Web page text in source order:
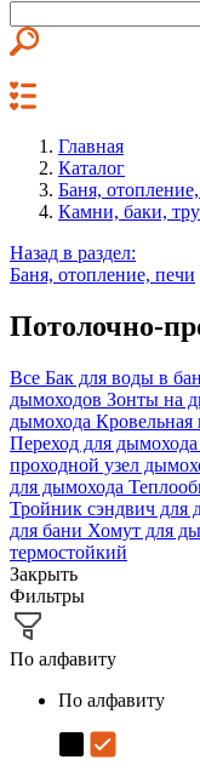
Главная
Каталог
Баня,
Камни, баки,
Назад в раздел:
Баня, отопление, печи
Потолочно-
Все Бак для воды в
дымоходов Зонты на
дымохода Кровельная
Переход для дымохода
проходной узел
для дымохода
Тройник сэндвич для
для бани Хомут для
термостойкий
Закрыть
Фильтры
По алфавиту
По алфавиту